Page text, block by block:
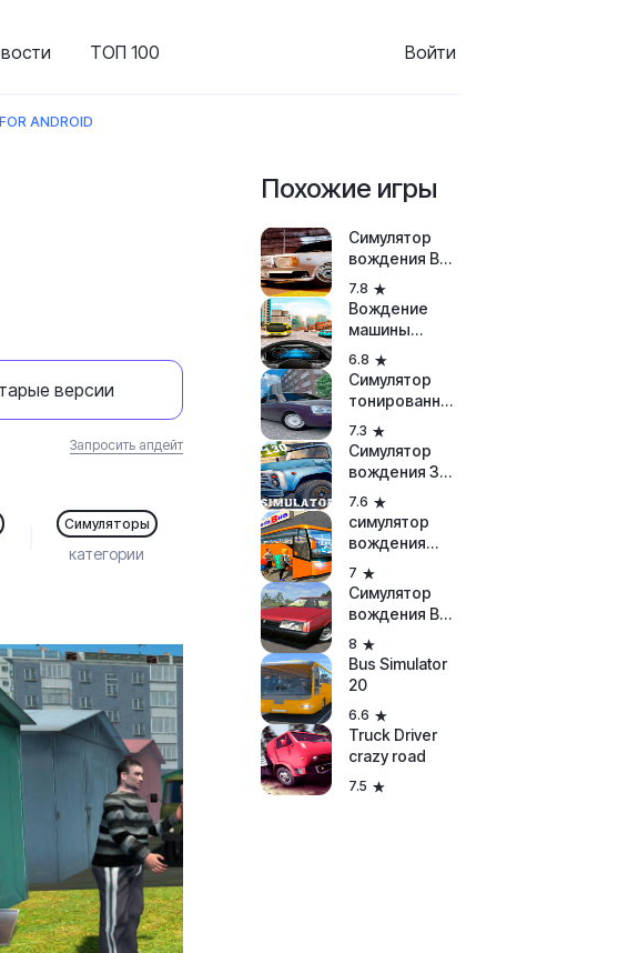
ТОП 100 Войти
ANDROID
версии
Запросить апдейт
Симуляторы
категории
Похожие игры
Симулятор
вождения ВАЗ
2107
7.8
Вождение
машины
Симулятор
6.8
Симулятор
тонированной
Приоры
7.3
Симулятор
вождения ЗИЛ
130
7.6
симулятор
вождения
автобуса 2018
7
Симулятор
вождения ВАЗ
2108
8
Bus Simulator
20
6.6
Truck Driver
crazy road
7.5